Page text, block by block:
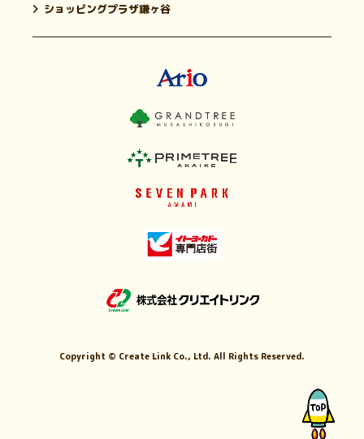
ショッピングプラザ鎌ヶ谷
Copyright © Create Link Co., Ltd. All Rights Reserved.